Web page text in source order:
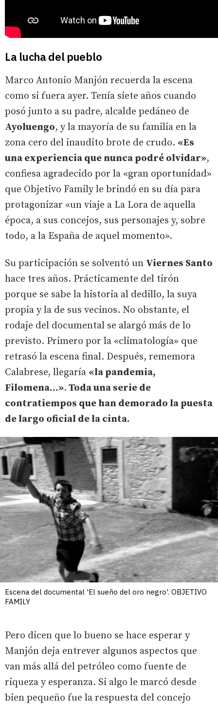
La lucha del pueblo
Marco Antonio Manjón recuerda la escena
como si fuera ayer. Tenía siete años cuando
posó junto a su padre, alcalde pedáneo de
Ayoluengo, y la mayoría de su familia en la
zona cero del inaudito brote de crudo. «Es
una experiencia que nunca podré olvidar»,
confiesa agradecido por la «gran oportunidad»
que Objetivo Family le brindó en su día para
protagonizar «un viaje a La Lora de aquella
época, a sus concejos, sus personajes y, sobre
todo, a la España de aquel momento».
Su participación se solventó un Viernes Santo
hace tres años. Prácticamente del tirón
porque se sabe la historia al dedillo, la suya
propia y la de sus vecinos. No obstante, el
rodaje del documental se alargó más de lo
previsto. Primero por la «climatología» que
retrasó la escena final. Después, rememora
Calabrese, llegaría «la pandemia,
Filomena...». Toda una serie de
contratiempos que han demorado la puesta
de largo oficial de la cinta.
Escena del documental 'El sueño del oro negro'. OBJETIVO
FAMILY
Pero dicen que lo bueno se hace esperar y
Manjón deja entrever algunos aspectos que
van más allá del petróleo como fuente de
riqueza y esperanza. Si algo le marcó desde
bien pequeño fue la respuesta del concejo